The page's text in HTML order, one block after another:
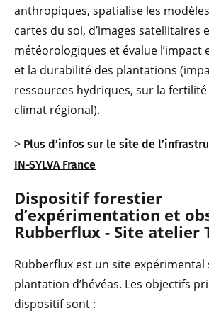
anthropiques, spatialise les
cartes du sol, d’images satellitaires
météorologiques et évalue l’impact
et la durabilité des plantations
ressources hydriques, sur la
climat régional).
> Plus d’infos sur le site de
IN-SYLVA France
Dispositif forestier
d’expérimentation et
Rubberflux - Site atelier
Rubberflux est un site expérimental
plantation d’hévéas. Les objectifs
dispositif sont :